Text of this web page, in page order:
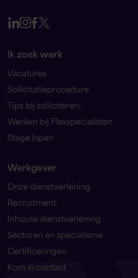
Ik zoek werk
Vacatures
Sollicitatieprocedure
Tips bij solliciteren
Werken bij Flexspecialisten
Stage lopen
Werkgever
Onze dienstverlening
Recruitment
Inhouse dienstverlening
Sectoren en specialisme
Certificeringen
Kom in contact